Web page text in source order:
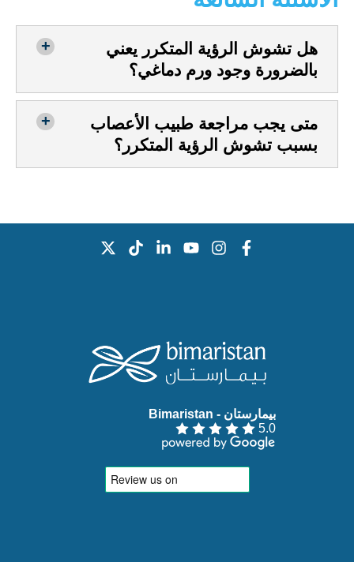
هل تشوش الرؤية المتكرر يعني
بالضرورة وجود ورم دماغي؟
متى يجب مراجعة طبيب الأعصاب
بسبب تشوش الرؤية المتكرر؟
بيمارستان - Bimaristan‏
5.0